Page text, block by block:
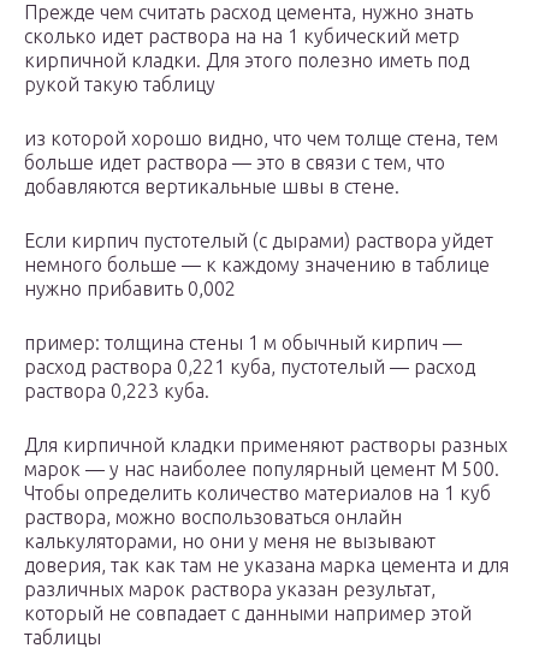
Прежде чем считать расход цемента, нужно знать
сколько идет раствора на на 1 кубический метр
кирпичной кладки. Для этого полезно иметь под
рукой такую таблицу
из которой хорошо видно, что чем толще стена, тем
больше идет раствора — это в связи с тем, что
добавляются вертикальные швы в стене.
Если кирпич пустотелый (с дырами) раствора уйдет
немного больше — к каждому значению в таблице
нужно прибавить 0,002
пример: толщина стены 1 м обычный кирпич —
расход раствора 0,221 куба, пустотелый — расход
раствора 0,223 куба.
Для кирпичной кладки применяют растворы разных
марок — у нас наиболее популярный цемент М 500.
Чтобы определить количество материалов на 1 куб
раствора, можно воспользоваться онлайн
калькуляторами, но они у меня не вызывают
доверия, так как там не указана марка цемента и для
различных марок раствора указан результат,
который не совпадает с данными например этой
таблицы